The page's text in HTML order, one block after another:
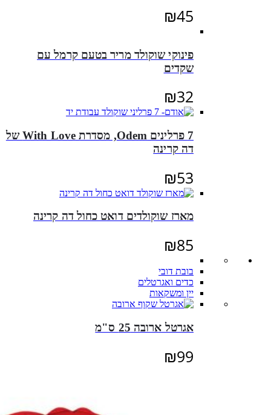
₪45
פינוקי שוקולד מריר בטעם קרמל עם
שקדים
₪32
7 פרלינים Odem, מסדרת With Love של
דה קרינה
₪53
מארז שוקולדים דואט כחול דה קרינה
₪85
בובת דובי
כדים ואגרטלים
יין ומשקאות
אגרטל ארובה 25 ס"מ
₪99